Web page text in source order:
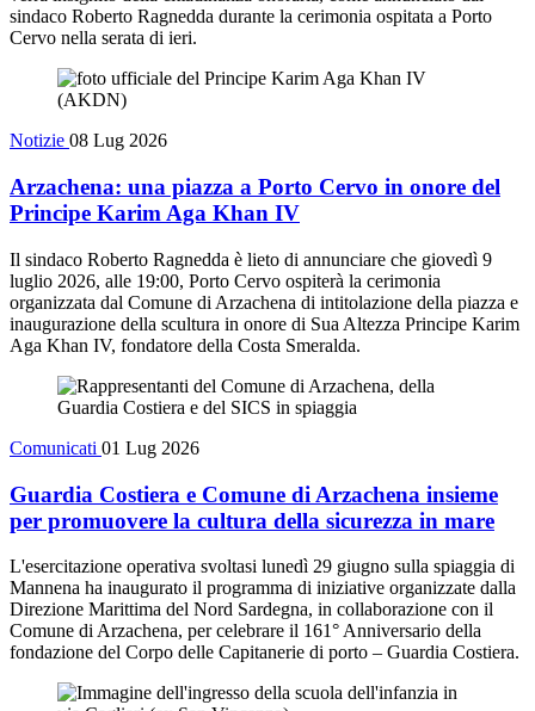
sindaco Roberto Ragnedda durante la cerimonia ospitata a Porto
Cervo nella serata di ieri.
Notizie 08 Lug 2026
Arzachena: una piazza a Porto Cervo in onore del
Principe Karim Aga Khan IV
Il sindaco Roberto Ragnedda è lieto di annunciare che giovedì 9
luglio 2026, alle 19:00, Porto Cervo ospiterà la cerimonia
organizzata dal Comune di Arzachena di intitolazione della piazza e
inaugurazione della scultura in onore di Sua Altezza Principe Karim
Aga Khan IV, fondatore della Costa Smeralda.
Comunicati 01 Lug 2026
Guardia Costiera e Comune di Arzachena insieme
per promuovere la cultura della sicurezza in mare
L'esercitazione operativa svoltasi lunedì 29 giugno sulla spiaggia di
Mannena ha inaugurato il programma di iniziative organizzate dalla
Direzione Marittima del Nord Sardegna, in collaborazione con il
Comune di Arzachena, per celebrare il 161° Anniversario della
fondazione del Corpo delle Capitanerie di porto – Guardia Costiera.